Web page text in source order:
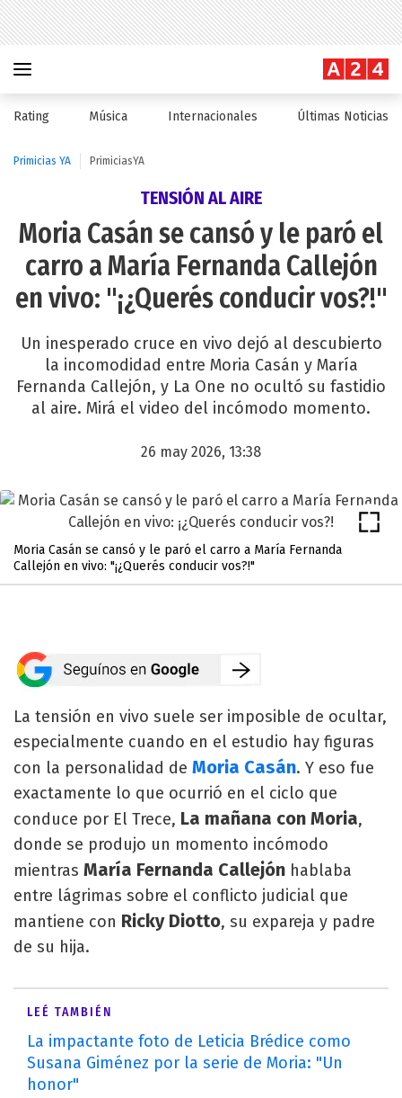
Rating Música Internacionales Últimas Noticias
Primicias YA PrimiciasYA
TENSIÓN AL AIRE
Moria Casán se cansó y le paró el
carro a María Fernanda Callejón
en vivo: "¡¿Querés conducir vos?!"
Un inesperado cruce en vivo dejó al descubierto
la incomodidad entre Moria Casán y María
Fernanda Callejón, y La One no ocultó su fastidio
al aire. Mirá el video del incómodo momento.
26 may 2026, 13:38
Moria Casán se cansó y le paró el carro a María Fernanda
Callejón en vivo: "¡¿Querés conducir vos?!"
La tensión en vivo suele ser imposible de ocultar,
especialmente cuando en el estudio hay figuras
con la personalidad de Moria Casán. Y eso fue
exactamente lo que ocurrió en el ciclo que
conduce por El Trece, La mañana con Moria,
donde se produjo un momento incómodo
mientras María Fernanda Callejón hablaba
entre lágrimas sobre el conflicto judicial que
mantiene con Ricky Diotto, su expareja y padre
de su hija.
LEÉ TAMBIÉN
La impactante foto de Leticia Brédice como
Susana Giménez por la serie de Moria: "Un
honor"